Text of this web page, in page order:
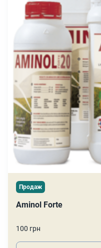
Продаж
Aminol Forte
100 грн